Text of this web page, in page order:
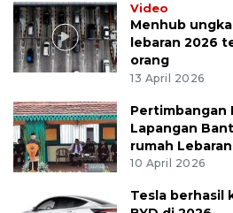
Video
Menhub
lebaran 2026
orang
13 April 2026
Pertimbangan
Lapangan
rumah
10 April 2026
Tesla berhasil